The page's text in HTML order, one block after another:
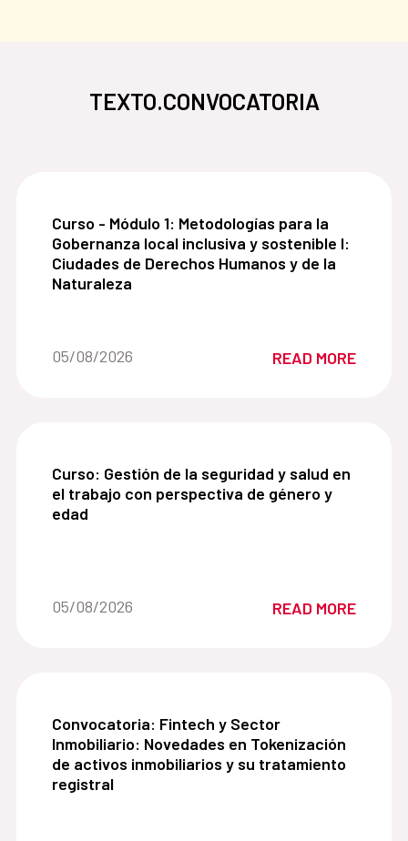
TEXTO.CONVOCATORIA
Curso - Módulo 1: Metodologías para la
Curso - Módulo 1: Metodologías para la
Gobernanza local inclusiva y sostenible I:
Ciudades de Derechos Humanos y de la
Naturaleza
Date of the news::
05/08/2026 READ MORE
Curso: Gestión de la seguridad y salud en el
Curso: Gestión de la seguridad y salud en
el trabajo con perspectiva de género y
edad
Date of the news::
05/08/2026 READ MORE
Convocatoria: Fintech y Sector Inmobiliario:
Convocatoria: Fintech y Sector
Inmobiliario: Novedades en Tokenización
de activos inmobiliarios y su tratamiento
registral